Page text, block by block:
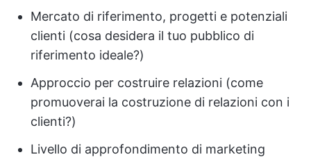
Mercato di riferimento, progetti e potenziali
clienti (cosa desidera il tuo pubblico di
riferimento ideale?)
Approccio per costruire relazioni (come
promuoverai la costruzione di relazioni con i
clienti?)
Livello di approfondimento di marketing